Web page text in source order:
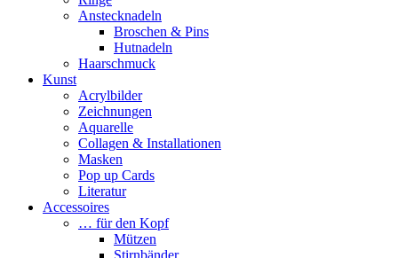
Anstecknadeln
Broschen & Pins
Hutnadeln
Haarschmuck
Kunst
Acrylbilder
Zeichnungen
Aquarelle
Collagen & Installationen
Masken
Pop up Cards
Literatur
Accessoires
… für den Kopf
Mützen
Stirnbänder